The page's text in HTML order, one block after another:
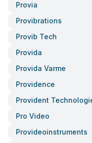
Provia
Provibrations
Provib Tech
Provida
Provida Varme
Providence
Provident
Pro Video
Provideoinstruments